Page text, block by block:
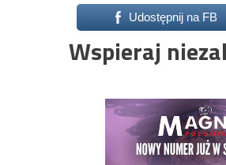
Udostępnij na FB
Wspieraj